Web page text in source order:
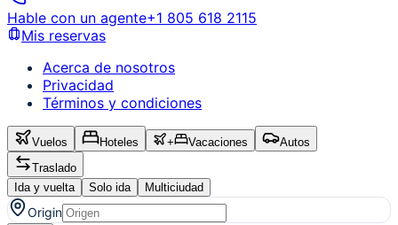
Hable con un agente+1 805 618 2115
Mis reservas
Acerca de nosotros
Privacidad
Términos y condiciones
Vuelos Hoteles + Vacaciones
Autos
Traslado
Ida y vuelta
Solo ida Multiciudad
Origin